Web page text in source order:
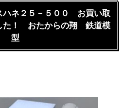
ネ２５－５００ お買い取
た！ おたからの翔 鉄道模
型